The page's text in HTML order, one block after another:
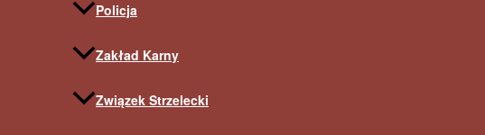
Policja
Zakład Karny
Związek Strzelecki